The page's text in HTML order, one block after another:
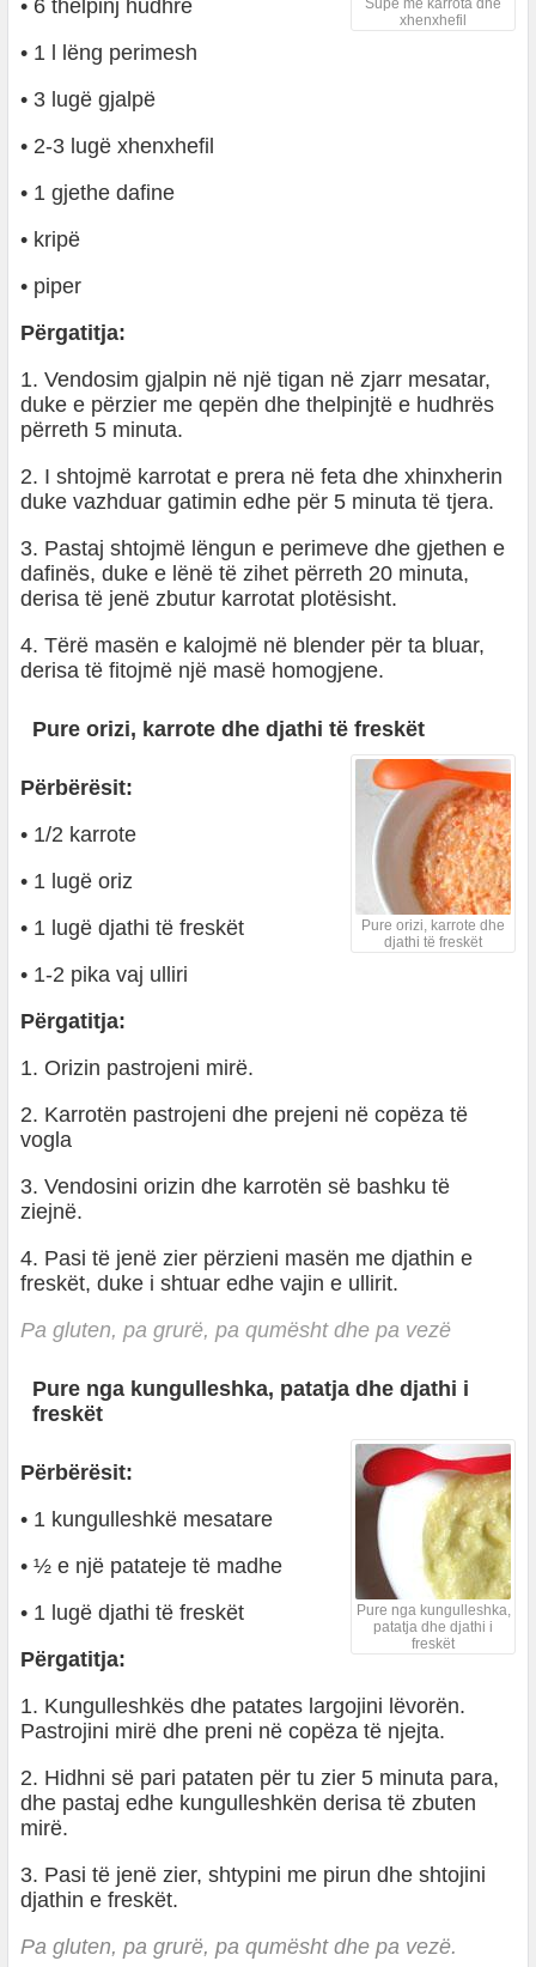
Supë me karrota dhe
xhenxhefil
• 6 thelpinj hudhre
• 1 l lëng perimesh
• 3 lugë gjalpë
• 2-3 lugë xhenxhefil
• 1 gjethe dafine
• kripë
• piper
Përgatitja:
1. Vendosim gjalpin në një tigan në zjarr mesatar,
duke e përzier me qepën dhe thelpinjtë e hudhrës
përreth 5 minuta.
2. I shtojmë karrotat e prera në feta dhe xhinxherin
duke vazhduar gatimin edhe për 5 minuta të tjera.
3. Pastaj shtojmë lëngun e perimeve dhe gjethen e
dafinës, duke e lënë të zihet përreth 20 minuta,
derisa të jenë zbutur karrotat plotësisht.
4. Tërë masën e kalojmë në blender për ta bluar,
derisa të fitojmë një masë homogjene.
Pure orizi, karrote dhe djathi të freskët
Pure orizi, karrote dhe
djathi të freskët
Përbërësit:
• 1/2 karrote
• 1 lugë oriz
• 1 lugë djathi të freskët
• 1-2 pika vaj ulliri
Përgatitja:
1. Orizin pastrojeni mirë.
2. Karrotën pastrojeni dhe prejeni në copëza të
vogla
3. Vendosini orizin dhe karrotën së bashku të
ziejnë.
4. Pasi të jenë zier përzieni masën me djathin e
freskët, duke i shtuar edhe vajin e ullirit.
Pa gluten, pa grurë, pa qumësht dhe pa vezë
Pure nga kungulleshka, patatja dhe djathi i
freskët
Pure nga kungulleshka,
patatja dhe djathi i
freskët
Përbërësit:
• 1 kungulleshkë mesatare
• ½ e një patateje të madhe
• 1 lugë djathi të freskët
Përgatitja:
1. Kungulleshkës dhe patates largojini lëvorën.
Pastrojini mirë dhe preni në copëza të njejta.
2. Hidhni së pari pataten për tu zier 5 minuta para,
dhe pastaj edhe kungulleshkën derisa të zbuten
mirë.
3. Pasi të jenë zier, shtypini me pirun dhe shtojini
djathin e freskët.
Pa gluten, pa grurë, pa qumësht dhe pa vezë.